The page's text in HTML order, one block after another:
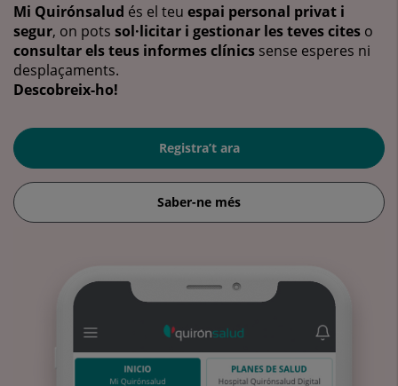
Mi Quirónsalud és el teu espai personal privat i
segur, on pots sol·licitar i gestionar les teves cites o
consultar els teus informes clínics sense esperes ni
desplaçaments.
Descobreix-ho!
Registra’t ara
Saber-ne més